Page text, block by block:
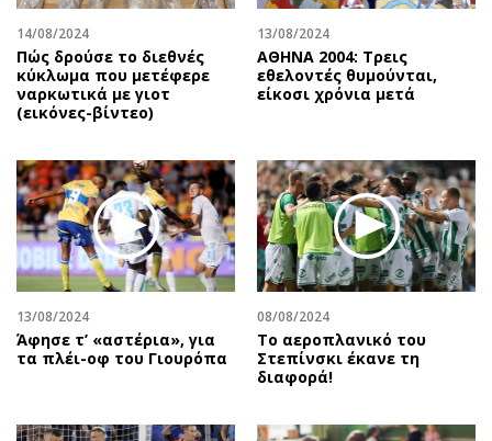
14/08/2024
Πώς δρούσε το διεθνές
κύκλωμα που μετέφερε
ναρκωτικά με γιοτ
(εικόνες-βίντεο)
13/08/2024
ΑΘΗΝΑ 2004: Τρεις
εθελοντές θυμούνται,
είκοσι χρόνια μετά
13/08/2024
Άφησε τ’ «αστέρια», για
τα πλέι-οφ του Γιουρόπα
08/08/2024
Το αεροπλανικό του
Στεπίνσκι έκανε τη
διαφορά!